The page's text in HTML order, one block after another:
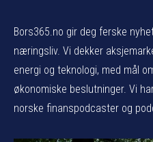
Bors365.no gir deg ferske
næringsliv. Vi dekker
energi og teknologi, med mål
økonomiske beslutninger. Vi
norske finanspodcaster og